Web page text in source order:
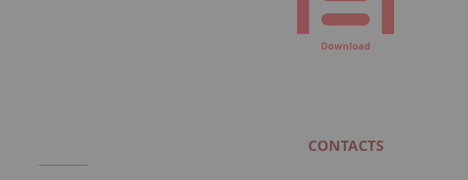
Download
CONTACTS